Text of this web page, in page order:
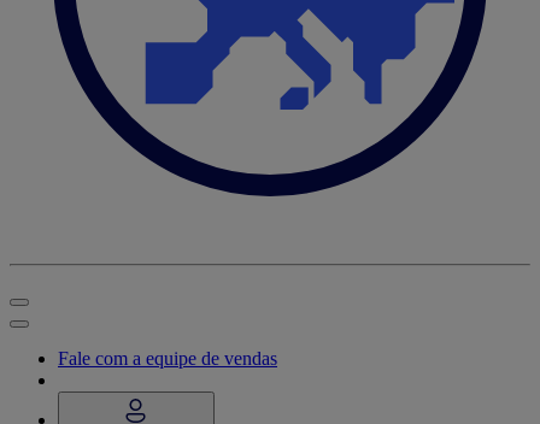
Fale com a equipe de vendas